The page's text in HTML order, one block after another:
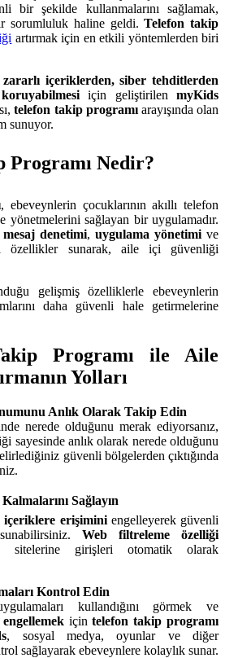
bir şekilde kullanmalarını sağlamak,
sorumluluk haline geldi.Telefon takip
artırmak için en etkili yöntemlerden biri
zararlı içeriklerden, siber tehditlerden
için geliştirilen myKids
telefon takip programıarayışında olan
sunuyor.
Programı Nedir?
, ebeveynlerin çocuklarının akıllı telefon
yönetmelerini sağlayan bir uygulamadır.
mesaj denetimi, uygulama yönetimi ve
özellikler sunarak, aile içi güvenliği
gelişmiş özelliklerle ebeveynlerin
daha güvenli hale getirmelerine
Programı ile Aile
Yolları
Anlık Olarak Takip Edin
nerede olduğunu merak ediyorsanız,
sayesinde anlık olarak nerede olduğunu
güvenli bölgelerden çıktığında
Sağlayın
içeriklere erişiminiengelleyerek güvenli
Web filtreleme özelliği
sitelerine girişleri otomatik olarak
Kontrol Edin
kullandığını görmek ve
içintelefon takip programı
, sosyal medya, oyunlar ve diğer
sağlayarak ebeveynlere kolaylık sunar.